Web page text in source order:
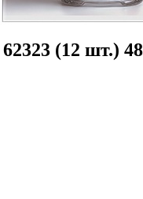
(12 шт.)